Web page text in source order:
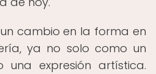
cambio en la forma en
ya no solo como un
una expresión artística.